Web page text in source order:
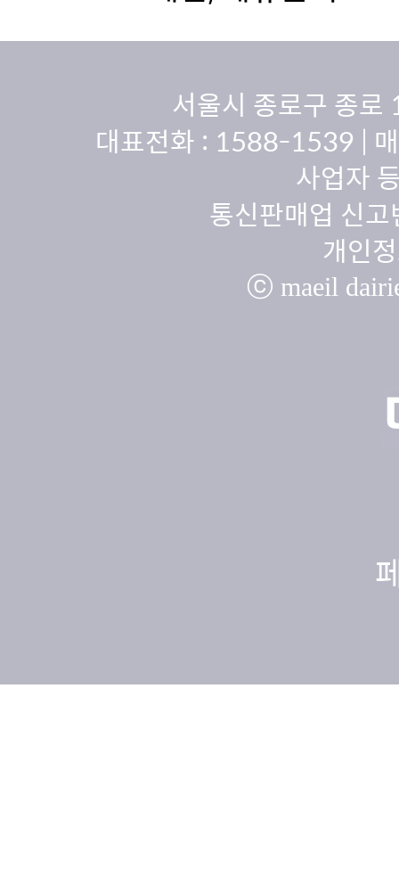
서울시 종로구 종
대표전화 : 1588-1539 |
사업자
통신판매업 신
개인
ⓒ maeil